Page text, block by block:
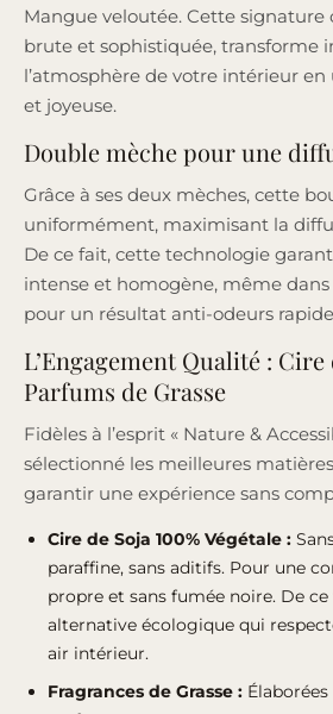
Mangue veloutée. Cette signature
brute et sophistiquée, transforme
l’atmosphère de votre intérieur en
et joyeuse.
Double mèche pour une
Grâce à ses deux mèches, cette
uniformément, maximisant la
De ce fait, cette technologie
intense et homogène, même dans
pour un résultat anti-odeurs
L’Engagement Qualité : Cire
Parfums de Grasse
Fidèles à l’esprit « Nature &
sélectionné les meilleures
garantir une expérience sans
Cire de Soja 100% Végétale :
paraffine, sans aditifs. Pour une
propre et sans fumée noire. De ce
alternative écologique qui
air intérieur.
Fragrances de Grasse :